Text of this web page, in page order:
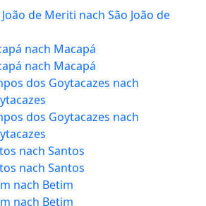
de Meriti nach São João de
nach Macapá
nach Macapá
dos Goytacazes nach
dos Goytacazes nach
nach Santos
nach Santos
nach Betim
nach Betim